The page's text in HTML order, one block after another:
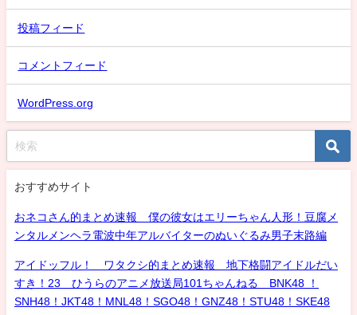
投稿フィード
コメントフィード
WordPress.org
おすすめサイト
おネコさん的まとめ速報 僕の彼女はエリーちゃん人形！豆腐メ
ンタルメンヘラ電波中年アルバイターのぬいぐるみ男子末路編
アイドッフル！ ワタクシ的まとめ速報 地下格闘アイドルだい
すき！23 ひうらのアニメ放送局101ちゃんねる BNK48 ！
SNH48！JKT48！MNL48！SGO48！GNZ48！STU48！SKE48